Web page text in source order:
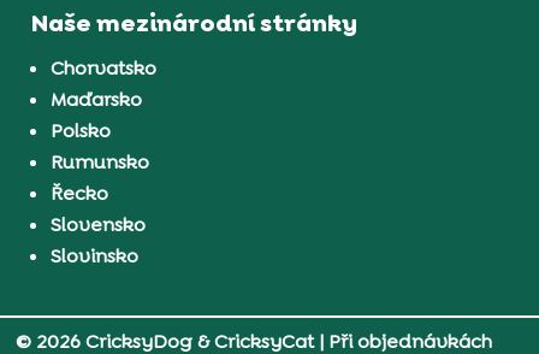
Naše mezinárodní stránky
Chorvatsko
Maďarsko
Polsko
Rumunsko
Řecko
Slovensko
Slovinsko
© 2026 CricksyDog & CricksyCat| Při objednávkách